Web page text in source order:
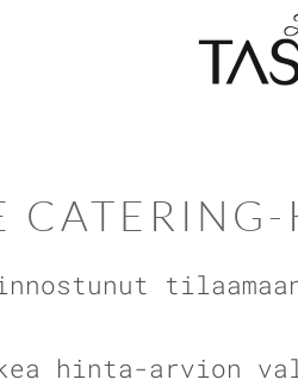
hinta-arvion